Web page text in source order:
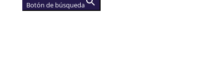
Botón de búsqueda